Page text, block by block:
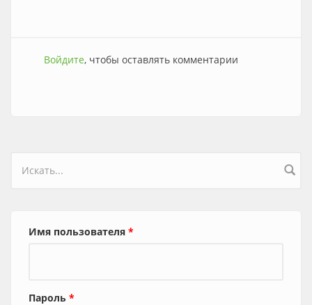
Войдите, чтобы оставлять комментарии
Форма поиска
Имя пользователя *
Пароль *